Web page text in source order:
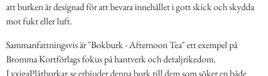
att burken är designad för att bevara innehållet i gott skick och skydda
mot fukt eller luft.
Sammanfattningsvis är "Bokburk - Afternoon Tea" ett exempel på
Bromma Kortförlags fokus på hantverk och detaljrikedom.
LyxigaPlåtburkar.se erbjuder denna burk till dem som söker en både